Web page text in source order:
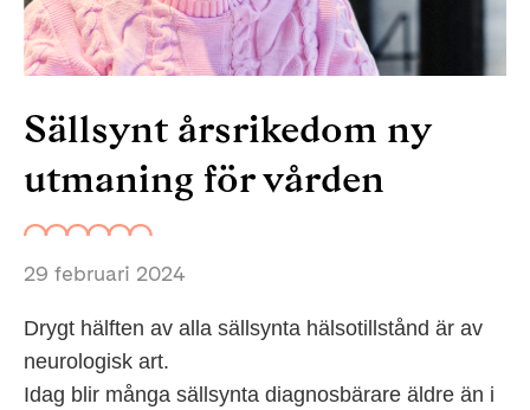
Sällsynt årsrikedom ny
utmaning för vården
29 februari 2024
Drygt hälften av alla sällsynta hälsotillstånd är av
neurologisk art.
Idag blir många sällsynta diagnosbärare äldre än i